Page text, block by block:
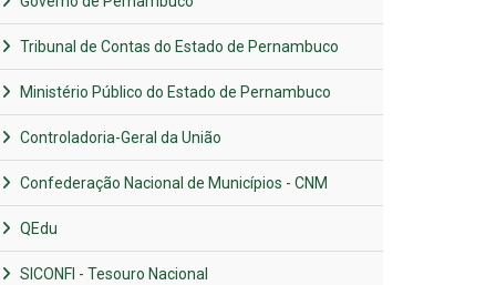
Tribunal de Contas do Estado de Pernambuco
Ministério Público do Estado de Pernambuco
Controladoria-Geral da União
Confederação Nacional de Municípios - CNM
QEdu
SICONFI - Tesouro Nacional